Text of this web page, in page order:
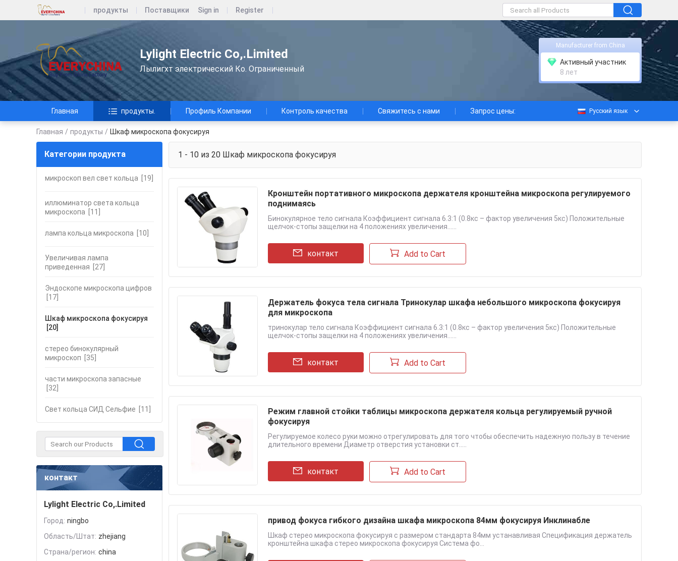
продукты Поставщики Sign in Register
Lylight Electric Co,.Limited
Лылигхт электрический Ко. Ограниченный
Manufacturer from China
Активный участник
8 лет
Главная продукты. Профиль Компании Контроль качества Свяжитесь с нами Запрос цены: Русский язык
Главная / продукты / Шкаф микроскопа фокусируя
Категории продукта
микроскоп вел свет кольца [19]
иллюминатор света кольца
микроскопа [11]
лампа кольца микроскопа [10]
Увеличивая лампа
приведенная [27]
Эндоскопе микроскопа цифров
[17]
Шкаф микроскопа фокусируя
[20]
стерео бинокулярный
микроскоп [35]
части микроскопа запасные
[32]
Свет кольца СИД Сельфие [11]
контакт
Lylight Electric Co,.Limited
Город: ningbo
Область/Штат: zhejiang
Страна/регион: china
1 - 10 из 20 Шкаф микроскопа фокусируя
Кронштейн портативного микроскопа держателя кронштейна микроскопа регулируемого
поднимаясь
Бинокулярное тело сигнала Коэффициент сигнала 6.3:1 (0.8кс – фактор увеличения 5кс) Положительные
щелчок-стопы защелки на 4 положениях увеличения......
контакт Add to Cart
Держатель фокуса тела сигнала Тринокулар шкафа небольшого микроскопа фокусируя
для микроскопа
тринокулар тело сигнала Коэффициент сигнала 6.3:1 (0.8кс – фактор увеличения 5кс) Положительные
щелчок-стопы защелки на 4 положениях увеличения......
контакт Add to Cart
Режим главной стойки таблицы микроскопа держателя кольца регулируемый ручной
фокусируя
Регулируемое колесо руки можно отрегулировать для того чтобы обеспечить надежную пользу в течение
длительного времени Диаметр отверстия установки ст.....
контакт Add to Cart
привод фокуса гибкого дизайна шкафа микроскопа 84мм фокусируя Инклинабле
Шкаф стерео микроскопа фокусируя с размером стандарта 84мм устанавливая Спецификация держатель
кронштейна шкафа стерео микроскопа фокусируя Система фо...